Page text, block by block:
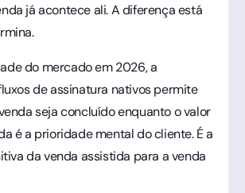
já acontece ali. A diferença está
do mercado em 2026, a
de assinatura nativos permite
seja concluído enquanto o valor
é a prioridade mental do cliente. É a
da venda assistida para a venda